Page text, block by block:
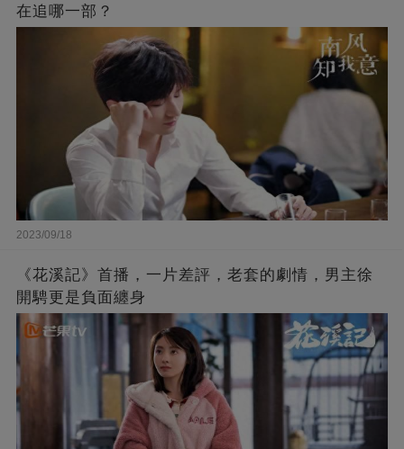
在追哪一部？
2023/09/18
《花溪記》首播，一片差評，老套的劇情，男主徐
開騁更是負面纏身